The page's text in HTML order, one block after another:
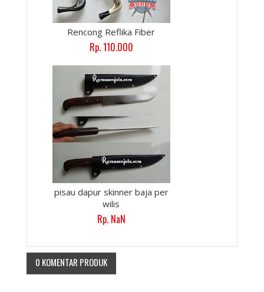
Rencong Reflika Fiber
Rp. 110.000
pisau dapur skinner baja per
wilis
Rp. NaN
0 KOMENTAR PRODUK